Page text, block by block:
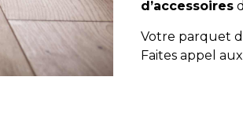
d’accessoires
Votre parquet
Faites appel